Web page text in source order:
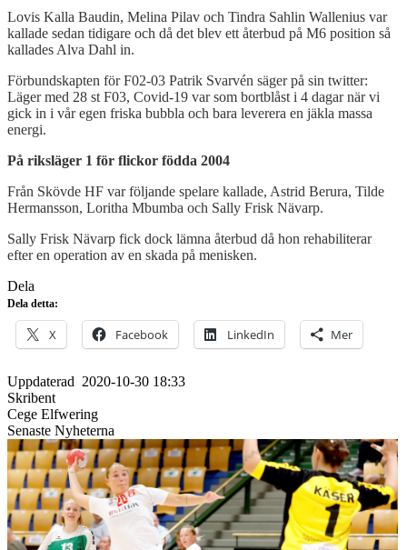
Lovis Kalla Baudin, Melina Pilav och Tindra Sahlin Wallenius var
kallade sedan tidigare och då det blev ett återbud på M6 position så
kallades Alva Dahl in.
Förbundskapten för F02-03 Patrik Svarvén säger på sin twitter:
Läger med 28 st F03, Covid-19 var som bortblåst i 4 dagar när vi
gick in i vår egen friska bubbla och bara leverera en jäkla massa
energi.
På riksläger 1 för flickor födda 2004
Från Skövde HF var följande spelare kallade, Astrid Berura, Tilde
Hermansson, Loritha Mbumba och Sally Frisk Nävarp.
Sally Frisk Nävarp fick dock lämna återbud då hon rehabiliterar
efter en operation av en skada på menisken.
Dela
Dela detta:
X Facebook LinkedIn Mer
Uppdaterad 2020-10-30 18:33
Skribent
Cege Elfwering
Senaste Nyheterna